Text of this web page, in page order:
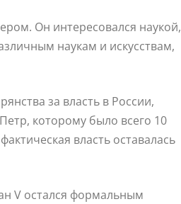
Он интересовался наукой,
наукам и искусствам,
за власть в России,
которому было всего 10
власть оставалась
V остался формальным